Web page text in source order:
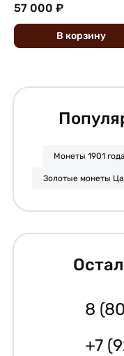
57 000 ₽
В корзину
Монеты 1901 года
Золотые монеты
8
+7